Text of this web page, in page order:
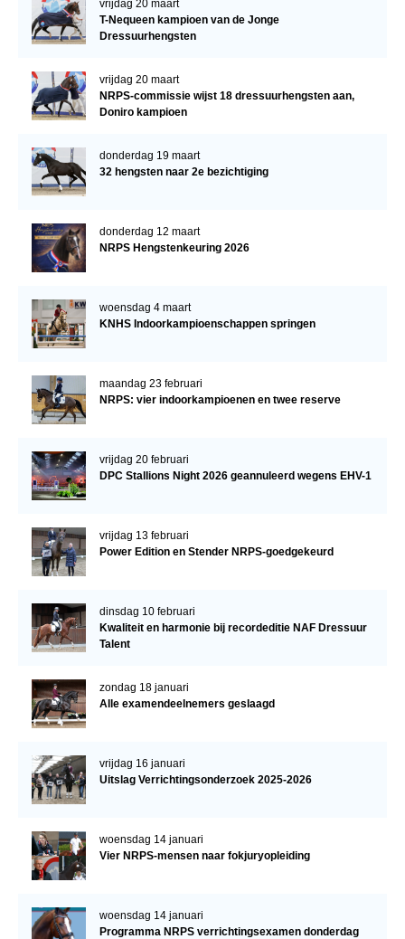
vrijdag 20 maart
T-Nequeen kampioen van de Jonge
Dressuurhengsten
vrijdag 20 maart
NRPS-commissie wijst 18 dressuurhengsten aan,
Doniro kampioen
donderdag 19 maart
32 hengsten naar 2e bezichtiging
donderdag 12 maart
NRPS Hengstenkeuring 2026
woensdag 4 maart
KNHS Indoorkampioenschappen springen
maandag 23 februari
NRPS: vier indoorkampioenen en twee reserve
vrijdag 20 februari
DPC Stallions Night 2026 geannuleerd wegens EHV-1
vrijdag 13 februari
Power Edition en Stender NRPS-goedgekeurd
dinsdag 10 februari
Kwaliteit en harmonie bij recordeditie NAF Dressuur
Talent
zondag 18 januari
Alle examendeelnemers geslaagd
vrijdag 16 januari
Uitslag Verrichtingsonderzoek 2025-2026
woensdag 14 januari
Vier NRPS-mensen naar fokjuryopleiding
woensdag 14 januari
Programma NRPS verrichtingsexamen donderdag